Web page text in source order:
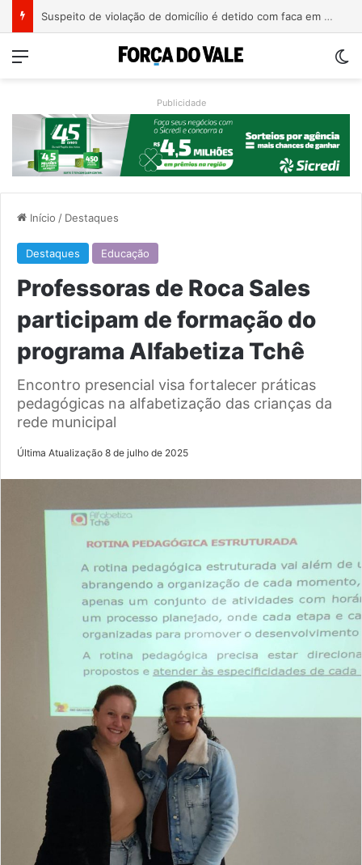
Suspeito de violação de domicílio é detido com faca em prédio de Estrela
Menu
Publicidade
Início / Destaques
Destaques Educação
Professoras de Roca Sales
participam de formação do
programa Alfabetiza Tchê
Encontro presencial visa fortalecer práticas
pedagógicas na alfabetização das crianças da
rede municipal
Última Atualização 8 de julho de 2025